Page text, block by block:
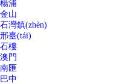
楊浦
金山
石灣鎮(zhèn)
邢臺(tái)
石樓
澳門
南匯
巴中